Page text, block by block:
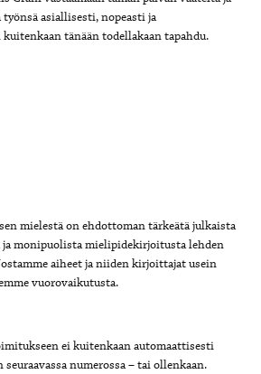
asiallisesti, nopeasti ja
tänään todellakaan tapahdu.
mielestä on ehdottoman tärkeätä julkaista
monipuolista mielipidekirjoitusta lehden
aiheet ja niiden kirjoittajat usein
vuorovaikutusta.
ei kuitenkaan automaattisesti
numerossa – tai ollenkaan.